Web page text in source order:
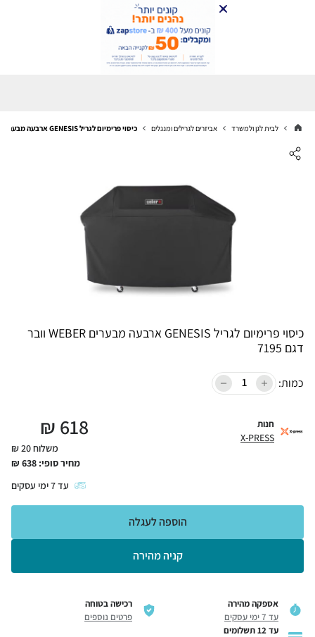
לבית לגן ולמשרד אביזרים לגרילים ומנגלים כיסוי פרימיום לגריל GENESIS ארבעה מבערים WEBER וובר דגם 7195
כיסוי פרימיום לגריל GENESIS ארבעה מבערים WEBER וובר
דגם 7195
כמות:
חנות
X-PRESS
618
₪
משלוח 20 ₪
מחיר סופי: 638
₪
עד7ימי עסקים
קניה מהירה
הוספה לעגלה
אספקה מהירה
עד 7 ימי עסקים
רכישה בטוחה
פרטים נוספים
עד 12 תשלומים